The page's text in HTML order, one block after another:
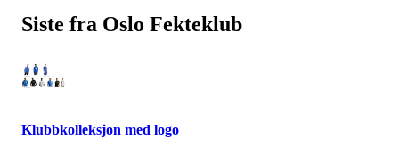
Siste fra Oslo Fekteklub
Klubbkolleksjon med logo